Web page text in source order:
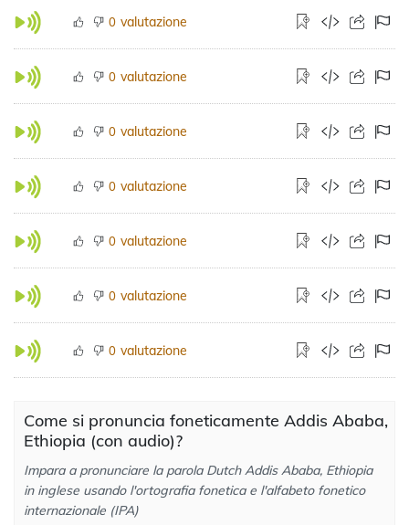
0 valutazione
0 valutazione
0 valutazione
0 valutazione
0 valutazione
0 valutazione
0 valutazione
Come si pronuncia foneticamente Addis Ababa,
Ethiopia (con audio)?
Impara a pronunciare la parola Dutch Addis Ababa, Ethiopia
in inglese usando l'ortografia fonetica e l'alfabeto fonetico
internazionale (IPA)